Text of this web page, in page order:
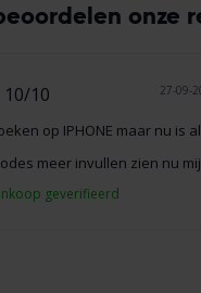
onze
10/10 27-09-
op IPHONE maar nu is
meer invullen zien nu
geverifieerd